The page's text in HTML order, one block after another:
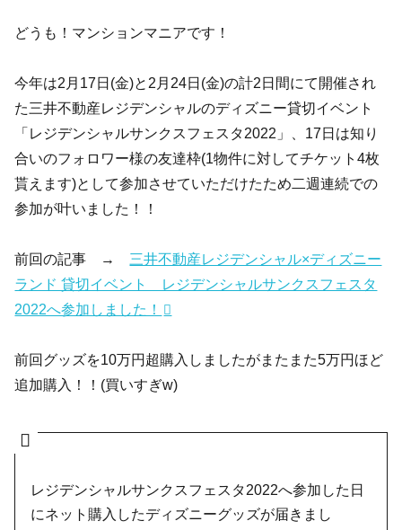
どうも！マンションマニアです！
今年は2月17日(金)と2月24日(金)の計2日間にて開催され
た三井不動産レジデンシャルのディズニー貸切イベント
「レジデンシャルサンクスフェスタ2022」、17日は知り
合いのフォロワー様の友達枠(1物件に対してチケット4枚
貰えます)として参加させていただけたため二週連続での
参加が叶いました！！
前回の記事 → 三井不動産レジデンシャル×ディズニー
ランド 貸切イベント レジデンシャルサンクスフェスタ
2022へ参加しました！
前回グッズを10万円超購入しましたがまたまた5万円ほど
追加購入！！(買いすぎw)
レジデンシャルサンクスフェスタ2022へ参加した日
にネット購入したディズニーグッズが届きまし